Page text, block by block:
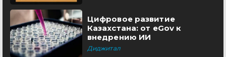
Цифровое развитие
Казахстана: от eGov к
внедрению ИИ
Диджитал